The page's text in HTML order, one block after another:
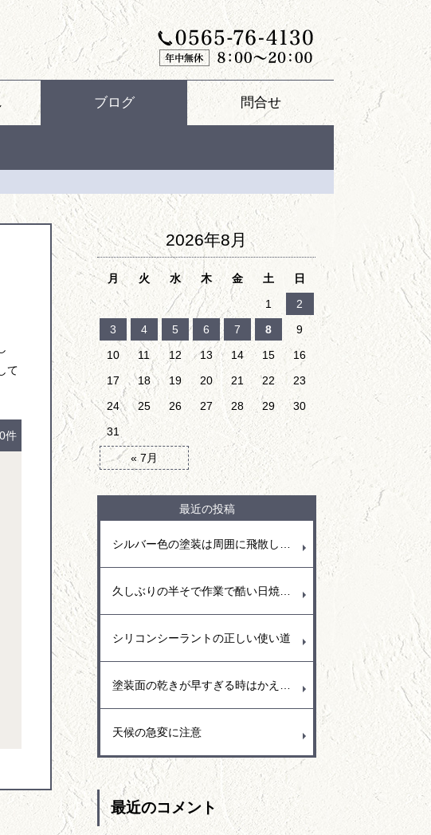
ブログ 問合せ
て
件
2026年8月
月 火 水 木 金 土 日
« 7月
1
2
3
4 5 6 7 8
9
10
11 12 13 14 15
16
17
18 19 20 21 22
23
24
25 26 27 28 29
30
31
最近の投稿
シリコンシーラントの正しい使い道
天候の急変に注意
最近のコメント